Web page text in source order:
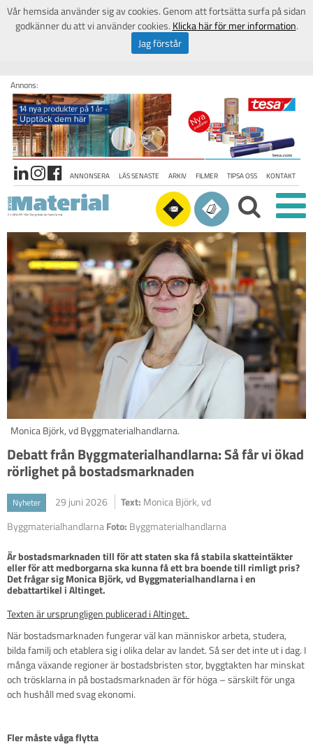
Annons:
ANNONSERA LÄS SENASTE ARKIV FILMER TIPSA OSS KONTAKT
Monica Björk, vd Byggmaterialhandlarna.
Debatt från Byggmaterialhandlarna: Så får vi ökad
rörlighet på bostadsmarknaden
Nyheter 29 juni 2026 Text: Monica Björk, vd
ByggmaterialhandlarnaFoto: Byggmaterialhandlarna
Är bostadsmarknaden till för att staten ska få stabila skatteintäkter
eller för att medborgarna ska kunna få ett bra boende till rimligt pris?
Det frågar sig Monica Björk, vd Byggmaterialhandlarna i en
debattartikel i Altinget.
Texten är ursprungligen publicerad i Altinget.
När bostadsmarknaden fungerar väl kan människor arbeta, studera,
bilda familj och etablera sig i olika delar av landet. Så ser det inte ut i dag. I
många växande regioner är bostadsbristen stor, byggtakten har minskat
och trösklarna in på bostadsmarknaden är för höga – särskilt för unga
och hushåll med svag ekonomi.
Fler måste våga flytta
Vår hemsida använder sig av cookies. Genom att fortsätta surfa på sidan
godkänner du att vi använder cookies. Klicka här för mer information.
Jag förstår